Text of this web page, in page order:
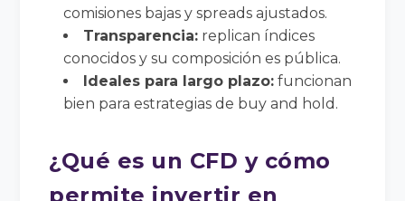
comisiones bajas y spreads ajustados.
Transparencia: replican índices
conocidos y su composición es pública.
Ideales para largo plazo: funcionan
bien para estrategias de buy and hold.
¿Qué es un CFD y cómo
permite invertir en